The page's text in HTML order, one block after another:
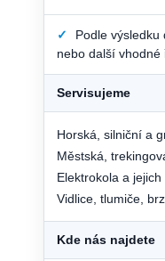
✓
Podle
nebo další vhodné
Servisujeme
Horská, silniční a
Městská,
Elektrokola a
Vidlice, tlumiče,
Kde nás najdete